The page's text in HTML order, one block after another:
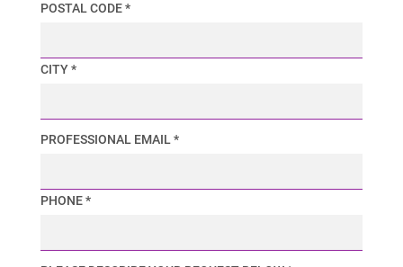
POSTAL CODE *
CITY *
PROFESSIONAL EMAIL *
PHONE *